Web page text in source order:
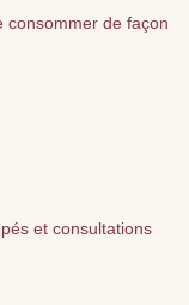
consommer de façon
et consultations